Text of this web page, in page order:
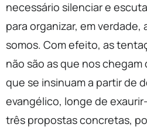
necessário silenciar e
para organizar, em
somos. Com efeito, as
não são as que nos chegam
que se insinuam a partir de
evangélico, longe de
três propostas concretas,